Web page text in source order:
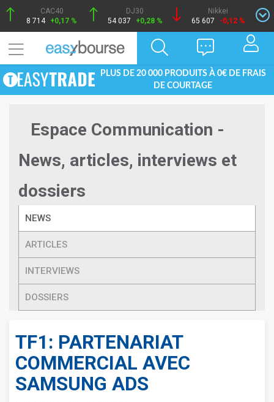
CAC40
8 714 +0,17 %
DJ30
54 037
+0,28 %
Nikkei
65 607
-0,12 %
PLUS DE 20 000 PRODUITS À 0€ DE FRAIS
DE COURTAGE
Espace Communication -
News, articles, interviews et
dossiers
NEWS
ARTICLES
INTERVIEWS
DOSSIERS
TF1: PARTENARIAT
COMMERCIAL AVEC
SAMSUNG ADS